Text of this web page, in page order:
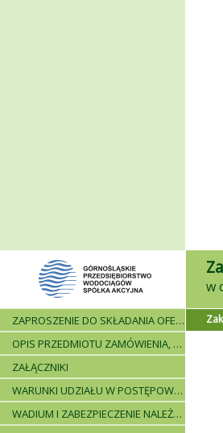
ZAPROSZENIE DO SKŁADANIA OFERT - INFORMACJE OGÓLNE
OPIS PRZEDMIOTU ZAMÓWIENIA, WARUNKI DOSTAWY, WARUNKI PŁATNICZE
ZAŁĄCZNIKI
WARUNKI UDZIAŁU W POSTĘPOWANIU I WYKAZ WYMAGANYCH DOKUMENTÓW
WADIUM I ZABEZPIECZENIE NALEŻYTEGO WYKONANIA UMOWY